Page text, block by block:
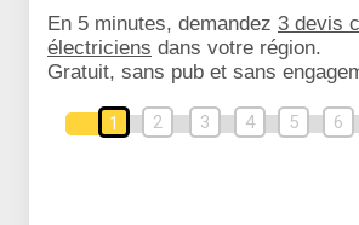
En 5 minutes, demandez 3 devis
électriciens dans votre région.
Gratuit, sans pub et sans
1 2 3 4 5 6